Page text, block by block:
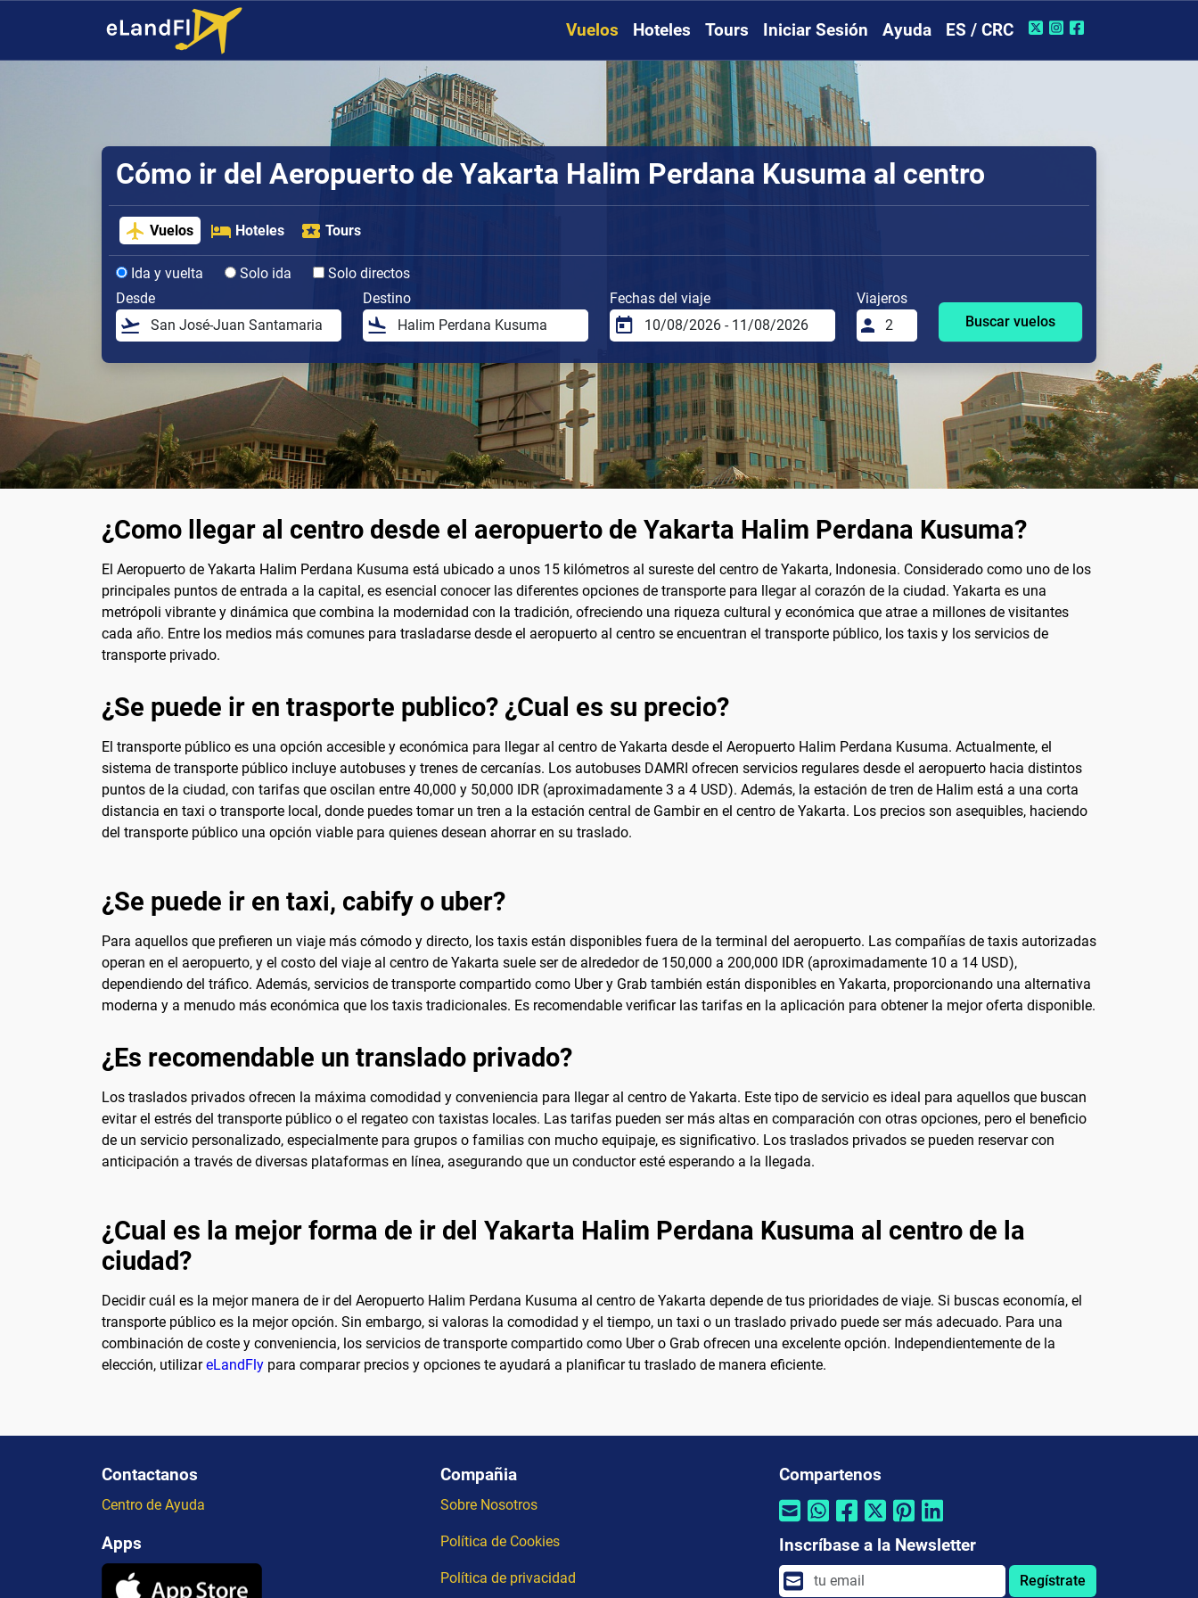
Vuelos Hoteles Tours Iniciar Sesión Ayuda ES / CRC
Cómo ir del Aeropuerto de Yakarta Halim Perdana Kusuma al centro
Vuelos Hoteles Tours
Ida y vuelta Solo ida
Solo directos
Desde
Destino Fechas del viaje
Viajeros
Buscar vuelos
¿Como llegar al centro desde el aeropuerto de Yakarta Halim Perdana Kusuma?
El Aeropuerto de Yakarta Halim Perdana Kusuma está ubicado a unos 15 kilómetros al sureste del centro de Yakarta, Indonesia. Considerado como uno de los
principales puntos de entrada a la capital, es esencial conocer las diferentes opciones de transporte para llegar al corazón de la ciudad. Yakarta es una
metrópoli vibrante y dinámica que combina la modernidad con la tradición, ofreciendo una riqueza cultural y económica que atrae a millones de visitantes
cada año. Entre los medios más comunes para trasladarse desde el aeropuerto al centro se encuentran el transporte público, los taxis y los servicios de
transporte privado.
¿Se puede ir en trasporte publico? ¿Cual es su precio?
El transporte público es una opción accesible y económica para llegar al centro de Yakarta desde el Aeropuerto Halim Perdana Kusuma. Actualmente, el
sistema de transporte público incluye autobuses y trenes de cercanías. Los autobuses DAMRI ofrecen servicios regulares desde el aeropuerto hacia distintos
puntos de la ciudad, con tarifas que oscilan entre 40,000 y 50,000 IDR (aproximadamente 3 a 4 USD). Además, la estación de tren de Halim está a una corta
distancia en taxi o transporte local, donde puedes tomar un tren a la estación central de Gambir en el centro de Yakarta. Los precios son asequibles, haciendo
del transporte público una opción viable para quienes desean ahorrar en su traslado.
¿Se puede ir en taxi, cabify o uber?
Para aquellos que prefieren un viaje más cómodo y directo, los taxis están disponibles fuera de la terminal del aeropuerto. Las compañías de taxis autorizadas
operan en el aeropuerto, y el costo del viaje al centro de Yakarta suele ser de alrededor de 150,000 a 200,000 IDR (aproximadamente 10 a 14 USD),
dependiendo del tráfico. Además, servicios de transporte compartido como Uber y Grab también están disponibles en Yakarta, proporcionando una alternativa
moderna y a menudo más económica que los taxis tradicionales. Es recomendable verificar las tarifas en la aplicación para obtener la mejor oferta disponible.
¿Es recomendable un translado privado?
Los traslados privados ofrecen la máxima comodidad y conveniencia para llegar al centro de Yakarta. Este tipo de servicio es ideal para aquellos que buscan
evitar el estrés del transporte público o el regateo con taxistas locales. Las tarifas pueden ser más altas en comparación con otras opciones, pero el beneficio
de un servicio personalizado, especialmente para grupos o familias con mucho equipaje, es significativo. Los traslados privados se pueden reservar con
anticipación a través de diversas plataformas en línea, asegurando que un conductor esté esperando a la llegada.
¿Cual es la mejor forma de ir del Yakarta Halim Perdana Kusuma al centro de la
ciudad?
Decidir cuál es la mejor manera de ir del Aeropuerto Halim Perdana Kusuma al centro de Yakarta depende de tus prioridades de viaje. Si buscas economía, el
transporte público es la mejor opción. Sin embargo, si valoras la comodidad y el tiempo, un taxi o un traslado privado puede ser más adecuado. Para una
combinación de coste y conveniencia, los servicios de transporte compartido como Uber o Grab ofrecen una excelente opción. Independientemente de la
elección, utilizareLandFly para comparar precios y opciones te ayudará a planificar tu traslado de manera eficiente.
Contactanos
Centro de Ayuda
Apps
Compañia
Sobre Nosotros
Política de Cookies
Política de privacidad
Compartenos
Inscríbase a la Newsletter
Regístrate